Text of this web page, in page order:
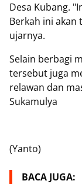
Desa Kubang.
Berkah ini akan
ujarnya.
Selain berbagi
tersebut juga
relawan dan
Sukamulya
(Yanto)
BACA JUGA: